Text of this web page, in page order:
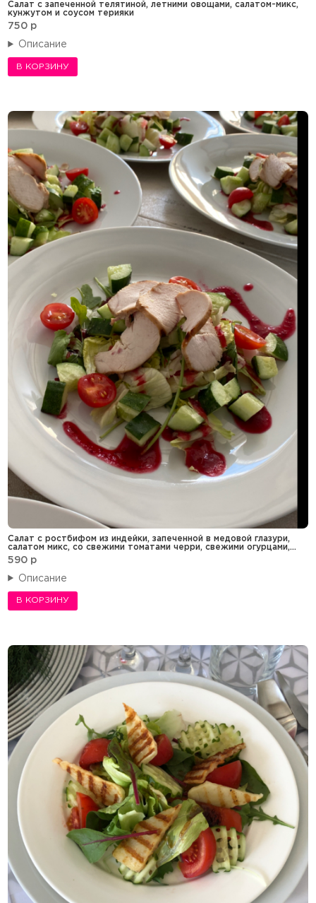
Салат с запеченной телятиной, летними овощами, салатом-микс,
кунжутом и соусом терияки
750 p
Описание
В КОРЗИНУ
Салат с ростбифом из индейки, запеченной в медовой глазури,
салатом микс, со свежими томатами черри, свежими огурцами,
клюквенно-апельсиновым соусом
590 p
Описание
В КОРЗИНУ